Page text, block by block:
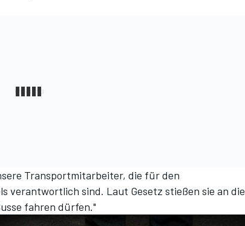
Transportmitarbeiter, die für den
verantwortlich sind. Laut Gesetz stießen sie an die
fahren dürfen."